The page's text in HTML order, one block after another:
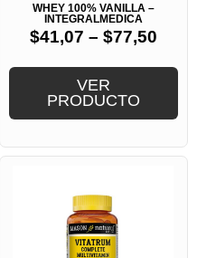
WHEY 100% VANILLA –
INTEGRALMEDICA
$41,07 – $77,50
VER
PRODUCTO